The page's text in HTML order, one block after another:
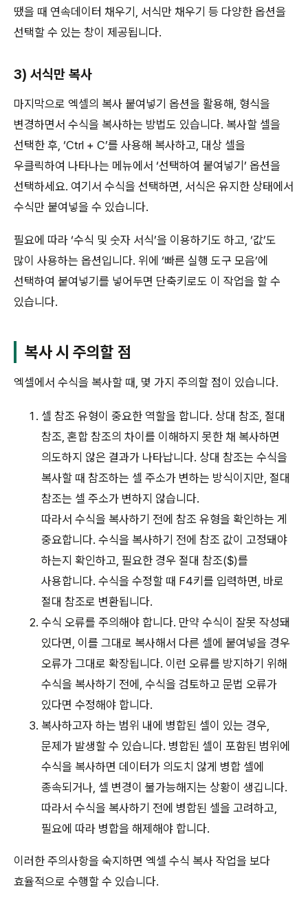
땠을 때 연속데이터 채우기, 서식만 채우기 등 다양한 옵션을
선택할 수 있는 창이 제공됩니다.
3) 서식만 복사
마지막으로 엑셀의 복사 붙여넣기 옵션을 활용해, 형식을
변경하면서 수식을 복사하는 방법도 있습니다. 복사할 셀을
선택한 후, ‘Ctrl + C’를 사용해 복사하고, 대상 셀을
우클릭하여 나타나는 메뉴에서 ‘선택하여 붙여넣기’ 옵션을
선택하세요. 여기서 수식을 선택하면, 서식은 유지한 상태에서
수식만 붙여넣을 수 있습니다.
필요에 따라 ‘수식 및 숫자 서식’을 이용하기도 하고, ‘값’도
많이 사용하는 옵션입니다. 위에 ‘빠른 실행 도구 모음’에
선택하여 붙여넣기를 넣어두면 단축키로도 이 작업을 할 수
있습니다.
복사 시 주의할 점
엑셀에서 수식을 복사할 때, 몇 가지 주의할 점이 있습니다.
셀 참조 유형이 중요한 역할을 합니다. 상대 참조, 절대
참조, 혼합 참조의 차이를 이해하지 못한 채 복사하면
의도하지 않은 결과가 나타납니다. 상대 참조는 수식을
복사할 때 참조하는 셀 주소가 변하는 방식이지만, 절대
참조는 셀 주소가 변하지 않습니다.
따라서 수식을 복사하기 전에 참조 유형을 확인하는 게
중요합니다. 수식을 복사하기 전에 참조 값이 고정돼야
하는지 확인하고, 필요한 경우 절대 참조($)를
사용합니다. 수식을 수정할 때 F4키를 입력하면, 바로
절대 참조로 변환됩니다.
수식 오류를 주의해야 합니다. 만약 수식이 잘못 작성돼
있다면, 이를 그대로 복사해서 다른 셀에 붙여넣을 경우
오류가 그대로 확장됩니다. 이런 오류를 방지하기 위해
수식을 복사하기 전에, 수식을 검토하고 문법 오류가
있다면 수정해야 합니다.
복사하고자 하는 범위 내에 병합된 셀이 있는 경우,
문제가 발생할 수 있습니다. 병합된 셀이 포함된 범위에
수식을 복사하면 데이터가 의도치 않게 병합 셀에
종속되거나, 셀 변경이 불가능해지는 상황이 생깁니다.
따라서 수식을 복사하기 전에 병합된 셀을 고려하고,
필요에 따라 병합을 해제해야 합니다.
이러한 주의사항을 숙지하면 엑셀 수식 복사 작업을 보다
효율적으로 수행할 수 있습니다.